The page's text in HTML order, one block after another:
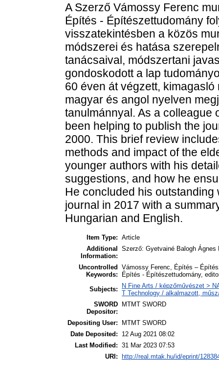
A Szerző Vámossy Ferenc
Építés - Építészettudomány
visszatekintésben a közös
módszerei és hatása
tanácsaival, módszertani
gondoskodott a lap
60 éven át végzett,
magyar és angol nyelven
tanulmánnyal. As a colleague
been helping to publish the
2000. This brief review
methods and impact of the
younger authors with his
suggestions, and how he
He concluded his
journal in 2017 with a
Hungarian and English.
Item Type: Article
Additional
Information:
Szerző: Gyetvainé Balogh
Uncontrolled
Keywords:
Vámossy Ferenc, Építés –
Építés - Építészettudomány,
Subjects:
N Fine Arts / képzőművészet >
T Technology / alkalmazott,
SWORD
Depositor:
MTMT SWORD
Depositing User:
MTMT SWORD
Date Deposited:
12 Aug 2021 08:02
Last Modified: 31 Mar 2023 07:53
URI:
http://real.mtak.hu/id/eprint/